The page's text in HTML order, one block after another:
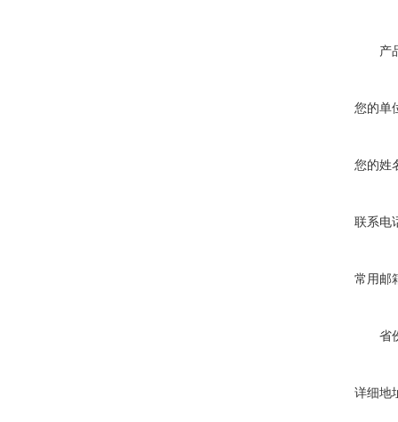
产
您的单
您的姓
联系电
常用邮
省
详细地